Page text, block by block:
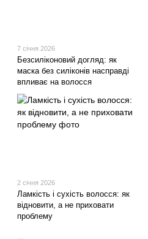
7 січня 2026
Безсиліконовий догляд: як
маска без силіконів насправді
впливає на волосся
2 січня 2026
Ламкість і сухість волосся: як
відновити, а не приховати
проблему